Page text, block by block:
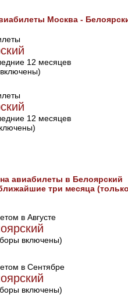
Москва -
12 месяцев
12 месяцев
авиабилеты в Белоярский
три месяца
в Августе
включены)
в Сентябре
включены)